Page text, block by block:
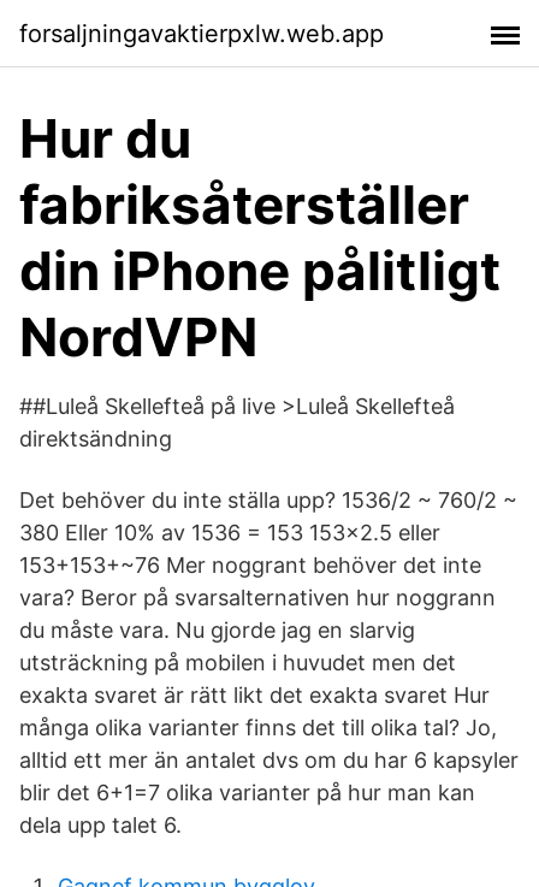
forsaljningavaktierpxlw.web.app
Hur du
fabriksåterställer
din iPhone pålitligt
NordVPN
##Luleå Skellefteå på live >Luleå Skellefteå
direktsändning
Det behöver du inte ställa upp? 1536/2 ~ 760/2 ~
380 Eller 10% av 1536 = 153 153x2.5 eller
153+153+~76 Mer noggrant behöver det inte
vara? Beror på svarsalternativen hur noggrann
du måste vara. Nu gjorde jag en slarvig
utsträckning på mobilen i huvudet men det
exakta svaret är rätt likt det exakta svaret Hur
många olika varianter finns det till olika tal? Jo,
alltid ett mer än antalet dvs om du har 6 kapsyler
blir det 6+1=7 olika varianter på hur man kan
dela upp talet 6.